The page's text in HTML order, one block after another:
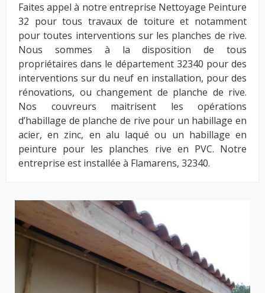
Faites appel à notre entreprise Nettoyage Peinture
32 pour tous travaux de toiture et notamment
pour toutes interventions sur les planches de rive.
Nous sommes à la disposition de tous
propriétaires dans le département 32340 pour des
interventions sur du neuf en installation, pour des
rénovations, ou changement de planche de rive.
Nos couvreurs maitrisent les opérations
d’habillage de planche de rive pour un habillage en
acier, en zinc, en alu laqué ou un habillage en
peinture pour les planches rive en PVC. Notre
entreprise est installée à Flamarens, 32340.